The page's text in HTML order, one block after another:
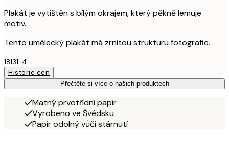
Plakát je vytištěn s bílým okrajem, který pěkně lemuje
motiv.
Tento umělecký plakát má zrnitou strukturu fotografie.
18131-4
Historie cen
Přečtěte si více o našich produktech
Matný prvotřídní papír
Vyrobeno ve Švédsku
Papír odolný vůči stárnutí